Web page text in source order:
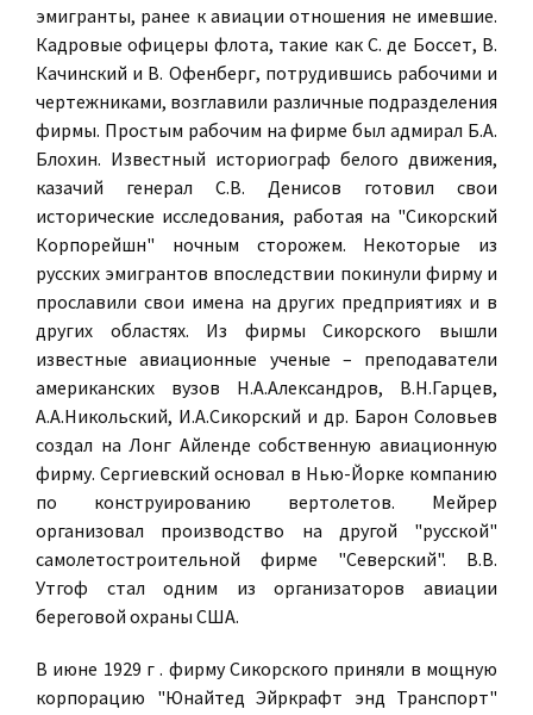
эмигранты, ранее к авиации отношения не имевшие.
Кадровые офицеры флота, такие как С. де Боссет, В.
Качинский и В. Офенберг, потрудившись рабочими и
чертежниками, возглавили различные подразделения
фирмы. Простым рабочим на фирме был адмирал Б.А.
Блохин. Известный историограф белого движения,
казачий генерал С.В. Денисов готовил свои
исторические исследования, работая на "Сикорский
Корпорейшн" ночным сторожем. Некоторые из
русских эмигрантов впоследствии покинули фирму и
прославили свои имена на других предприятиях и в
других областях. Из фирмы Сикорского вышли
известные авиационные ученые – преподаватели
американских вузов Н.А.Александров, В.Н.Гарцев,
А.А.Никольский, И.А.Сикорский и др. Барон Соловьев
создал на Лонг Айленде собственную авиационную
фирму. Сергиевский основал в Нью-Йорке компанию
по конструированию вертолетов. Мейрер
организовал производство на другой "русской"
самолетостроительной фирме "Северский". В.В.
Утгоф стал одним из организаторов авиации
береговой охраны США.
В июне 1929 г . фирму Сикорского приняли в мощную
корпорацию "Юнайтед Эйркрафт энд Транспорт"